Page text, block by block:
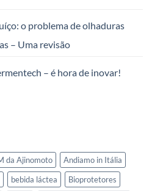
o problema de olhaduras
– Uma revisão
– é hora de inovar!
da Ajinomoto
Andiamo in Itália
bebida láctea
Bioprotetores